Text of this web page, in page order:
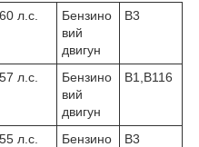
60 л.с.
Бензино
вий
двигун
B3
57 л.с.
Бензино
вий
двигун
B1,B116
55 л.с.
Бензино
B3